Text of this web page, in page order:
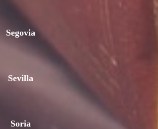
Segovia
Sevilla
Soria